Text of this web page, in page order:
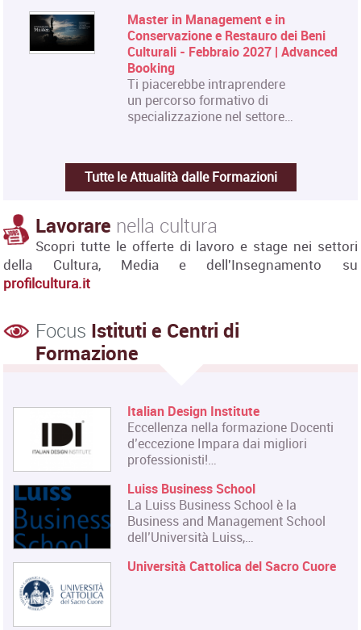
Master in Management e in
Conservazione e Restauro dei Beni
Culturali - Febbraio 2027 | Advanced
Booking
Ti piacerebbe intraprendere
un percorso formativo di
specializzazione nel settore…
Tutte le Attualità dalle Formazioni
Lavorare nella cultura
Scopri tutte le offerte di lavoro e stage nei settori
della Cultura, Media e dell'Insegnamento su
profilcultura.it
Focus Istituti e Centri di
Formazione
Italian Design Institute
Eccellenza nella formazione Docenti
d’eccezione Impara dai migliori
professionisti!…
Luiss Business School
La Luiss Business School è la
Business and Management School
dell’Università Luiss,…
Università Cattolica del Sacro Cuore